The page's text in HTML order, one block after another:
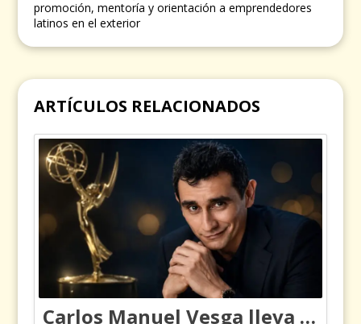
promoción, mentoría y orientación a emprendedores
latinos en el exterior
ARTÍCULOS RELACIONADOS
Carlos Manuel Vesga lleva el nombre de Colombia a los Emmy